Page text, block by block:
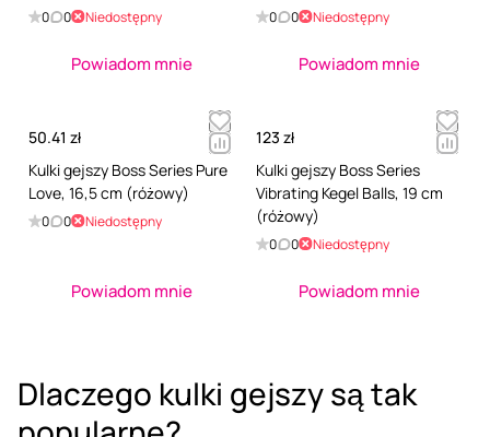
0 0 Niedostępny
Powiadom mnie
0 0 Niedostępny
Powiadom mnie
50.41 zł
Kulki gejszy Boss Series Pure
Love, 16,5 cm (różowy)
0 0 Niedostępny
Powiadom mnie
123 zł
Kulki gejszy Boss Series
Vibrating Kegel Balls, 19 cm
(różowy)
0 0 Niedostępny
Powiadom mnie
Dlaczego kulki gejszy są tak